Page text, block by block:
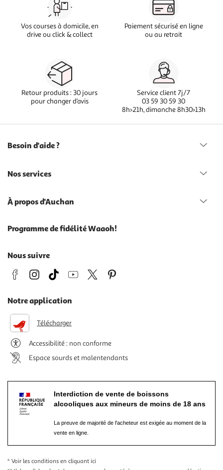
Vos courses à domicile, en
drive ou click & collect
Paiement sécurisé en ligne
ou au retrait
Retour produits : 30 jours
pour changer d’avis
Service client 7j/7
03 59 30 59 30
8h>21h, dimanche 8h30>13h
Besoin d'aide ?
Nos services
À propos d'Auchan
Programme de fidélité Waaoh!
Nous suivre
Notre application
Télécharger
Accessibilité : non conforme
Espace sourds et malentendants
Interdiction de vente de boissons
alcooliques aux mineurs de moins de 18 ans
La preuve de majorité de l'acheteur est exigée au moment de la
vente en ligne.
* Voir les conditions en cliquant ici